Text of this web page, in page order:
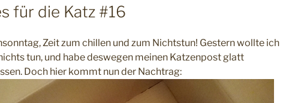
für die Katz #16
Zeit zum chillen und zum Nichtstun! Gestern wollte ich
tun, und habe deswegen meinen Katzenpost glatt
Doch hier kommt nun der Nachtrag: